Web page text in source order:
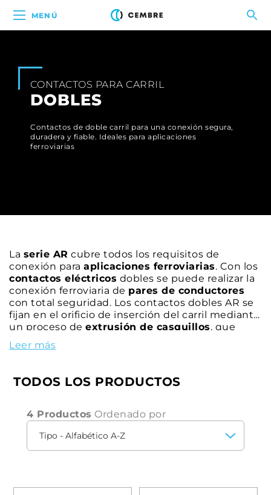
MENÚ
CONTACTOS PARA CARRIL
DOBLES
Contactos de doble carril para una conexión segura,
duradera y fiable. Ideales para aplicaciones
ferroviarias
La serie AR cubre todos los requisitos de
conexión para aplicaciones ferroviarias. Con los
contactos eléctricos dobles se puede realizar la
conexión ferroviaria de pares de conductores
con total seguridad. Los contactos dobles AR se
fijan en el orificio de inserción del carril mediante
un proceso de extrusión de casquillos, que
garantiza una
resistencia mecánica
ferroviarias del mundo, el contacto de carril
CEMBRE AR permite la conexión eléctrica en
para su mantenimiento.
Leer más
TODOS LOS PRODUCTOS
4 Productos Ordenado por